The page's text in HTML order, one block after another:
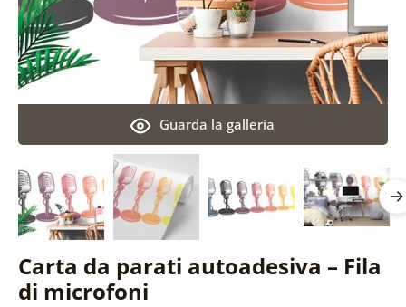
Carta da parati autoadesiva – Fila
di microfoni
Guarda la galleria